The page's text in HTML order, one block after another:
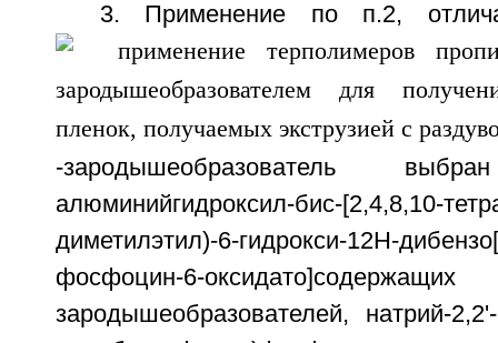
3. Применение по п.2,
-зародышеобразователь
алюминийгидроксил-бис-[2,4,8,10-
диметилэтил)-6-гидрокси-12Н-
фосфоцин-6-оксидато]содержащих
зародышеобразователей, натрий-